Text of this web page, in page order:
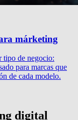
márketing
tipo de negocio:
para marcas que
de cada modelo.
digital